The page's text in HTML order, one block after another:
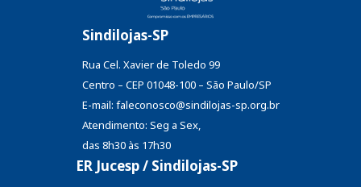
Sindilojas-SP
Rua Cel. Xavier de Toledo 99
Centro – CEP 01048-100 – São Paulo/SP
E-mail: faleconosco@sindilojas-sp.org.br
Atendimento: Seg a Sex,
das 8h30 às 17h30
ER Jucesp / Sindilojas-SP